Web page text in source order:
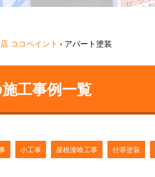
ココペイント › アパート塗装
工事例一覧
小工事 屋根漆喰工事 付帯塗装